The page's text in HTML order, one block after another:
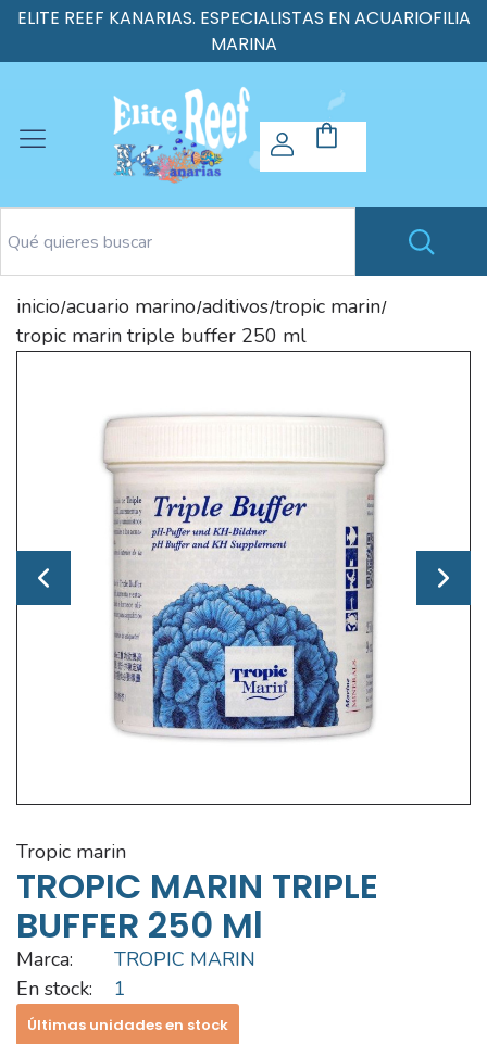
ELITE REEF KANARIAS. ESPECIALISTAS EN ACUARIOFILIA
MARINA
inicio/acuario marino/aditivos/tropic marin/
tropic marin triple buffer 250 ml
tropic marin
TROPIC MARIN TRIPLE
BUFFER 250 Ml
Marca:
TROPIC MARIN
En stock:
1
Últimas unidades en stock